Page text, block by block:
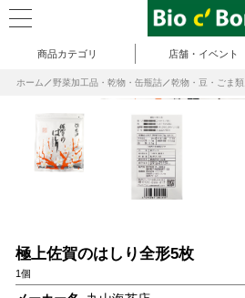
商品カテゴリ 店舗・イベント
ホーム 野菜加工品・乾物・缶瓶詰 乾物・豆・ごま類
極上佐賀のはしり全形5枚
1個